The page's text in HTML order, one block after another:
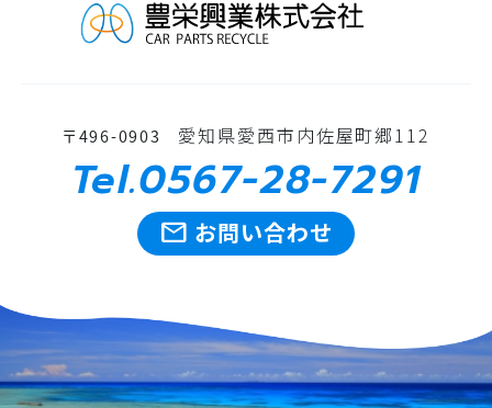
〒496-0903 愛知県愛西市内佐屋町郷112
Tel.0567-28-7291
mail お問い合わせ